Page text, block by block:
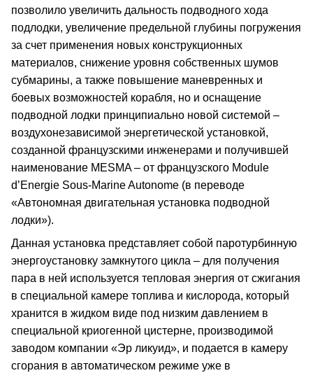
позволило увеличить дальность подводного хода
подлодки, увеличение предельной глубины погружения
за счет применения новых конструкционных
материалов, снижение уровня собственных шумов
субмарины, а также повышение маневренных и
боевых возможностей корабля, но и оснащение
подводной лодки принципиально новой системой –
воздухонезависимой энергетической установкой,
созданной французскими инженерами и получившей
наименование MESMA – от французского Module
d’Energie Sous-Marine Autonome (в переводе
«Автономная двигательная установка подводной
лодки»).
Данная установка представляет собой паротурбинную
энергоустановку замкнутого цикла – для получения
пара в ней используется тепловая энергия от сжигания
в специальной камере топлива и кислорода, который
хранится в жидком виде под низким давлением в
специальной криогенной цистерне, производимой
заводом компании «Эр ликуид», и подается в камеру
сгорания в автоматическом режиме уже в